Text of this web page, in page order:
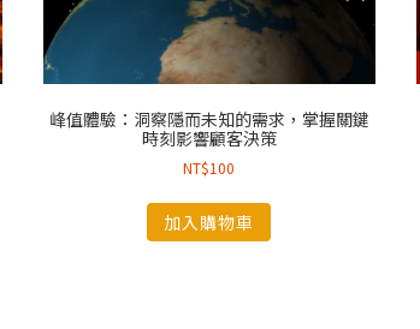
峰值體驗：洞察隱而未知的需求，掌握關鍵
時刻影響顧客決策
NT$100
加入購物車